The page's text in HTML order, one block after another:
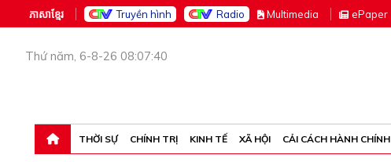
ភាសាខ្មែរ Truyền hình Radio Multimedia ePaper
Thứ năm, 6-8-26 08:07:40
THỜI SỰ CHÍNH TRỊ KINH TẾ XÃ HỘI CẢI CÁCH HÀNH CHÍNH